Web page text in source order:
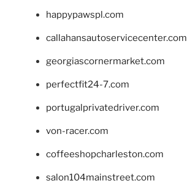
happypawspl.com
callahansautoservicecenter.com
georgiascornermarket.com
perfectfit24-7.com
portugalprivatedriver.com
von-racer.com
coffeeshopcharleston.com
salon104mainstreet.com